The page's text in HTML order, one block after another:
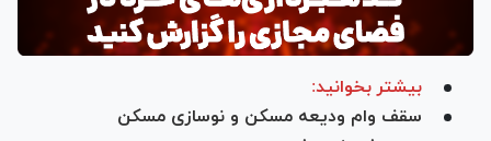
بیشتر بخوانید:
سقف وام ودیعه مسکن و نوسازی مسکن